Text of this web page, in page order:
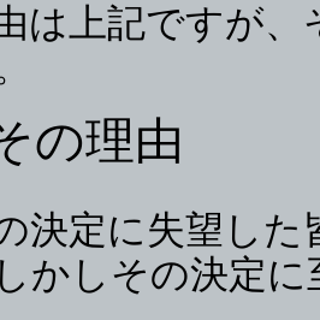
は上記ですが
の理由
決定に失望し
かしその決定